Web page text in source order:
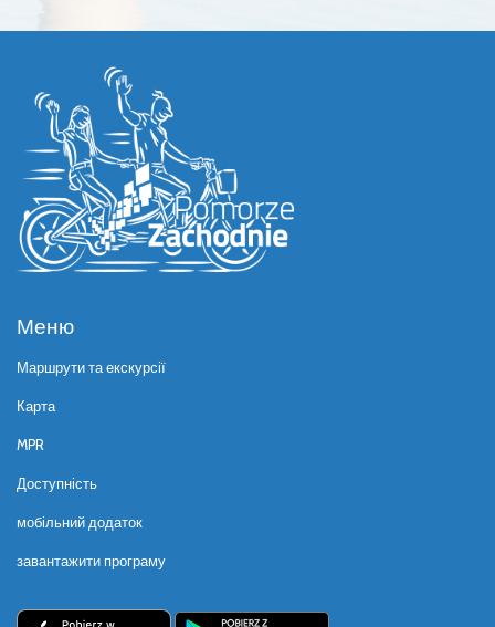
Меню
Маршрути та екскурсії
Карта
MPR
Доступність
мобільний додаток
завантажити програму